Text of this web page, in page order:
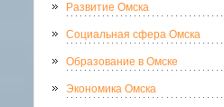
Развитие Омска
Социальная сфера Омска
Образование в Омске
Экономика Омска